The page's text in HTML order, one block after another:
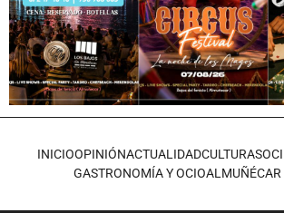
INICIOOPINIÓNACTUALIDADCULTURA
GASTRONOMÍA Y OCIOALMUÑÉCAR